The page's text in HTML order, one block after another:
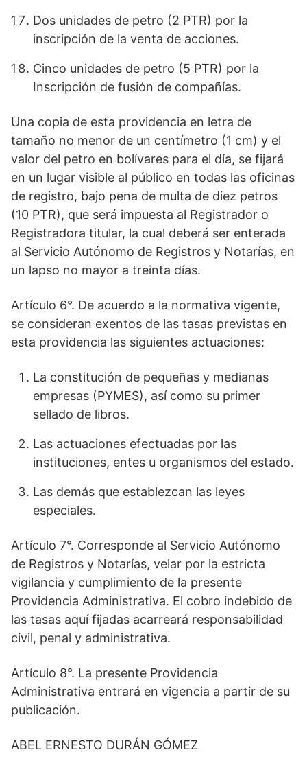
Dos unidades de petro (2 PTR) por la
inscripción de la venta de acciones.
Cinco unidades de petro (5 PTR) por la
Inscripción de fusión de compañías.
Una copia de esta providencia en letra de
tamaño no menor de un centímetro (1 cm) y el
valor del petro en bolívares para el día, se fijará
en un lugar visible al público en todas las oficinas
de registro, bajo pena de multa de diez petros
(10 PTR), que será impuesta al Registrador o
Registradora titular, la cual deberá ser enterada
al Servicio Autónomo de Registros y Notarías, en
un lapso no mayor a treinta días.
Artículo 6°. De acuerdo a la normativa vigente,
se consideran exentos de las tasas previstas en
esta providencia las siguientes actuaciones:
La constitución de pequeñas y medianas
empresas (PYMES), así como su primer
sellado de libros.
Las actuaciones efectuadas por las
instituciones, entes u organismos del estado.
Las demás que establezcan las leyes
especiales.
Artículo 7°. Corresponde al Servicio Autónomo
de Registros y Notarías, velar por la estricta
vigilancia y cumplimiento de la presente
Providencia Administrativa. El cobro indebido de
las tasas aquí fijadas acarreará responsabilidad
civil, penal y administrativa.
Artículo 8°. La presente Providencia
Administrativa entrará en vigencia a partir de su
publicación.
ABEL ERNESTO DURÁN GÓMEZ